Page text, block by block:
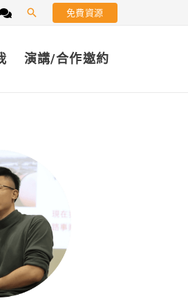
搜
免費資源
演講/合作邀約